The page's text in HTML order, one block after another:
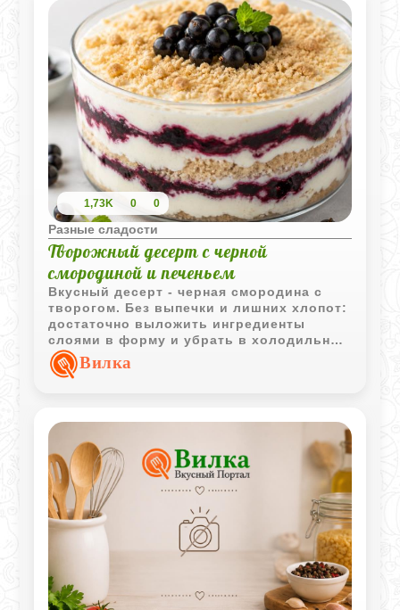
профессиональных навыков кондитера.
1,73K 0 0
Разные сладости
Творожный десерт с черной
смородиной и печеньем
Вкусный десерт - черная смородина с
творогом. Без выпечки и лишних хлопот:
достаточно выложить ингредиенты
слоями в форму и убрать в холодильник,
чтобы десерт хорошо пропитался. Легкая
кислинка смородины прекрасно
Получается отличный вариант к чаю,
когда хочется чего-то вкусного и
необычного без долгой готовки.
Вилка